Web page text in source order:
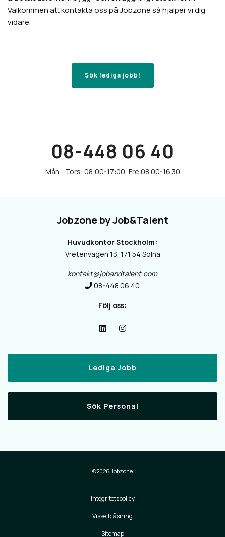
Välkommen att kontakta oss på Jobzone så hjälper vi dig
vidare.
Sök lediga jobb!
08-448 06 40
Jobzone by Job&Talent
Huvudkontor Stockholm:
Vretenvägen 13, 171 54 Solna
kontakt@jobandtalent.com
08-448 06 40
Följ oss:
Lediga Jobb
Sök Personal
©2026 Jobzone
Integritetspolicy
Visselblåsning
Sitemap